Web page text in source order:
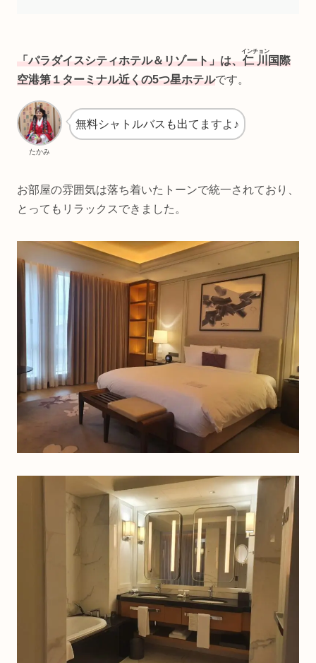
「パラダイスシティホテル＆リゾート」は、仁川
インチョン
国際
空港第１ターミナル近くの5つ星ホテルです。
たかみ
無料シャトルバスも出てますよ♪
お部屋の雰囲気は落ち着いたトーンで統一されており、
とってもリラックスできました。